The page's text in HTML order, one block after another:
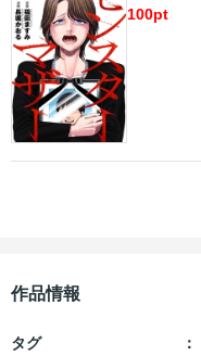
100pt
作品情報
タグ